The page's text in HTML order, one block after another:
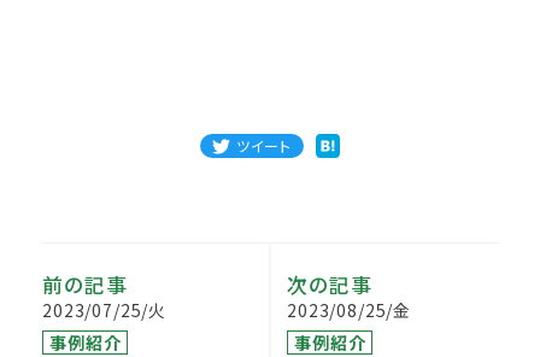
ツイート
前の記事
2023/07/25/火
事例紹介
次の記事
2023/08/25/金
事例紹介